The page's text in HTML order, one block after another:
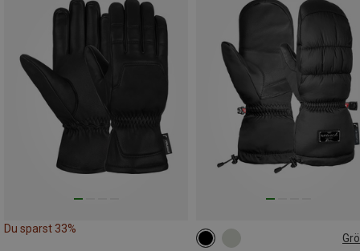
Du sparst 33%
7 7.5